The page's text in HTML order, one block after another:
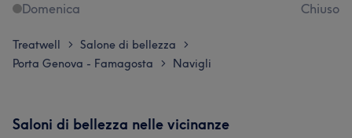
Domenica
Chiuso
Treatwell > Salone di bellezza >
Porta Genova - Famagosta > Navigli
Saloni di bellezza nelle vicinanze